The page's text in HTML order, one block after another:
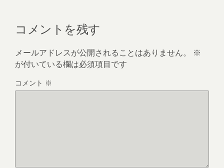
コメントを残す
メールアドレスが公開されることはありません。
※
が付いている欄は必須項目です
コメント ※